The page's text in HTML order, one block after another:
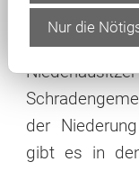
verbinden
Kilometer
der
gibt es in
Nur die